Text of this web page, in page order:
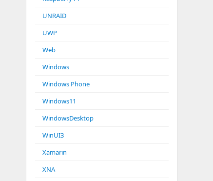
UNRAID
UWP
Web
Windows
Windows Phone
Windows11
WindowsDesktop
WinUI3
Xamarin
XNA